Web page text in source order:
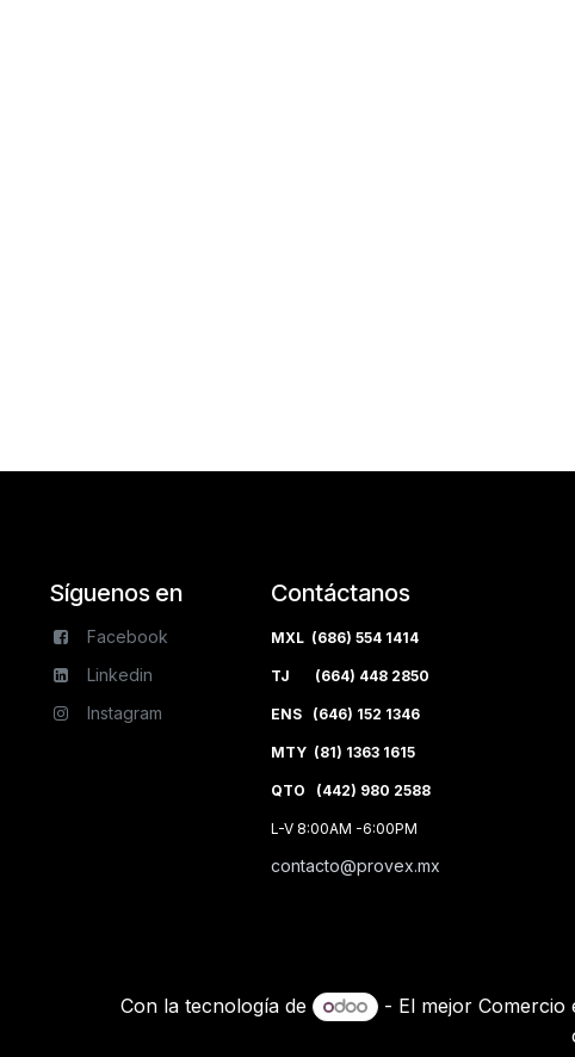
Síguenos en
Facebook
Linkedin
Instagram
Contáctanos
MXL (686) 554 1414
TJ (664) 448 2850
ENS (646) 152 1346
MTY (81) 1363 1615
QTO (442) 980 2588
L-V 8:00AM -6:00PM
contacto@provex.mx
Con la tecnología de - El mejor Comercio